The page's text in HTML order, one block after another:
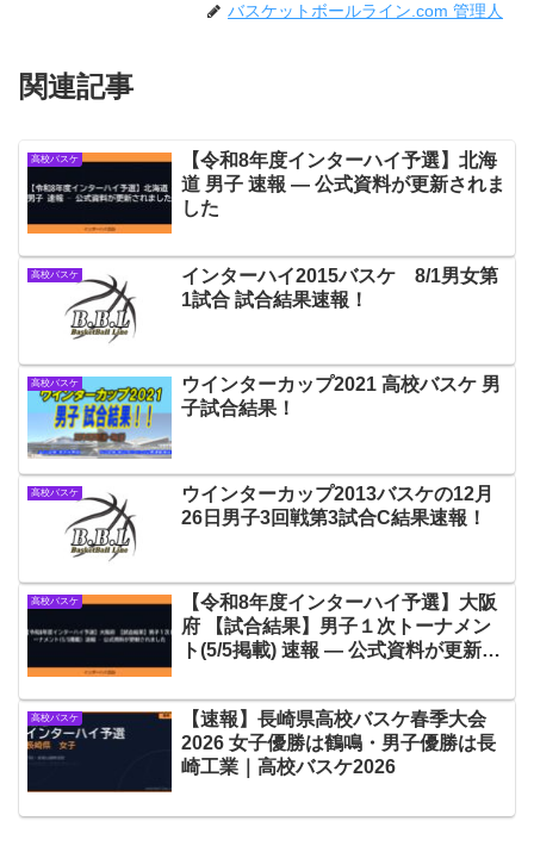
バスケットボールライン.com 管理人
関連記事
高校バスケ
【令和8年度インターハイ予選】北海
道 男子 速報 — 公式資料が更新されま
した
高校バスケ
インターハイ2015バスケ 8/1男女第
1試合 試合結果速報！
高校バスケ
ウインターカップ2021 高校バスケ 男
子試合結果！
高校バスケ
ウインターカップ2013バスケの12月
26日男子3回戦第3試合C結果速報！
高校バスケ
【令和8年度インターハイ予選】大阪
府 【試合結果】男子１次トーナメン
ト(5/5掲載) 速報 — 公式資料が更新さ
高校バスケ
【速報】長崎県高校バスケ春季大会
2026 女子優勝は鶴鳴・男子優勝は長
崎工業｜高校バスケ2026